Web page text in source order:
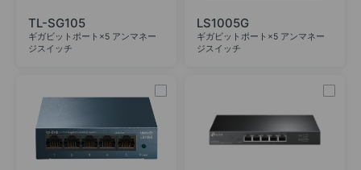
TL-SG105
ギガビットポート×5 アンマネー
ジスイッチ
LS1005G
ギガビットポート×5 アンマネー
ジスイッチ